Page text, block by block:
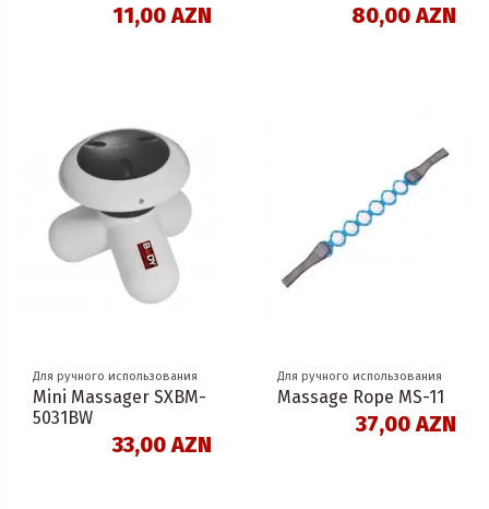
11,00 AZN 80,00 AZN
Для ручного использования
Mini Massager SXBM-
5031BW
33,00 AZN
Для ручного использования
Massage Rope MS-11
37,00 AZN